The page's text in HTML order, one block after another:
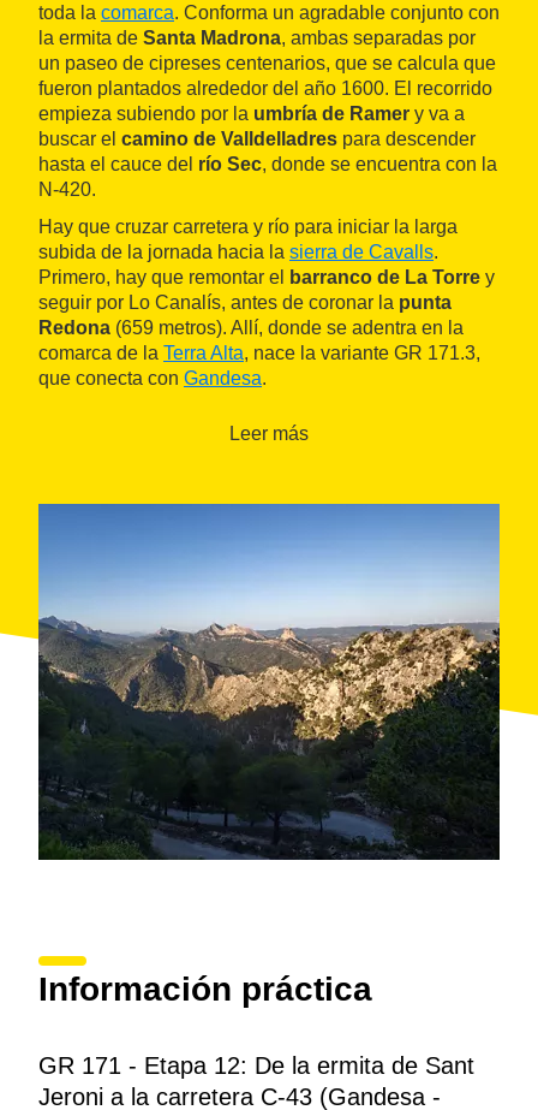
toda la comarca. Conforma un agradable conjunto con
la ermita de Santa Madrona, ambas separadas por
un paseo de cipreses centenarios, que se calcula que
fueron plantados alrededor del año 1600. El recorrido
empieza subiendo por la umbría de Ramer y va a
buscar el camino de Valldelladres para descender
hasta el cauce del río Sec, donde se encuentra con la
N-420.
Hay que cruzar carretera y río para iniciar la larga
subida de la jornada hacia la sierra de Cavalls.
Primero, hay que remontar el
barranco de La Torre y
seguir por Lo Canalís, antes de coronar la punta
Redona (659 metros). Allí, donde se adentra en la
comarca de la Terra Alta, nace la variante GR 171.3,
que conecta con Gandesa.
sierra de Cavalls hasta que baja al
Leer más
Información práctica
GR 171 - Etapa 12: De la ermita de Sant
Jeroni a la carretera C-43 (Gandesa -